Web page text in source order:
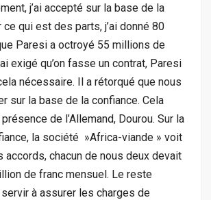
j’ai accepté sur la base de la
ce qui est des parts, j’ai donné 80
Paresi a octroyé 55 millions de
exigé qu’on fasse un contrat, Paresi
nécessaire. Il a rétorqué que nous
sur la base de la confiance. Cela
de l’Allemand, Dourou. Sur la
la société »Africa-viande » voit
accords, chacun de nous deux devait
de franc mensuel. Le reste
servir à assurer les charges de